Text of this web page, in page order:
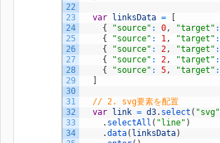
22
23
24
25
26
27
28
29
30
31
32
33
34
var linksData =
[
{
"source" : 0 , "target" :
{
"source" : 1 , "target" :
{
"source" : 2 , "target" :
{
"source" : 2 , "target" :
{
"source" : 5 , "target" :
]
// 2. svg要素を配置
var link = d3. select ( "svg"
. selectAll ( "line" )
.data( linksData)